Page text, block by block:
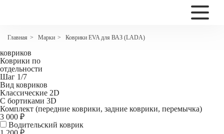
Главная > Марки > Коврики EVA для ВАЗ (LADA)
EVA автоковрики для ВАЗ 2107
ковриков
Коврики по
отдельности
Шаг 1/7
Вид ковриков
Классические 2D
С бортиками 3D
Комплект (передние коврики, задние коврики, перемычка)
3 000 ₽
Водительский коврик